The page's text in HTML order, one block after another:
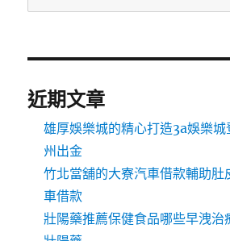
近期文章
雄厚娛樂城的精心打造3a娛樂
州出金
竹北當舖的大寮汽車借款輔助肚
車借款
壯陽藥推薦保健食品哪些早洩治